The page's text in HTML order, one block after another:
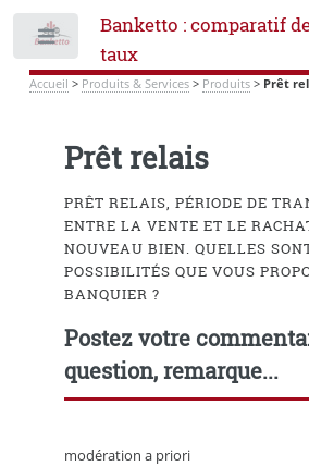
Banketto : comparatif
taux
Accueil > Produits & Services> Produits> Prêt
Prêt relais
PRÊT RELAIS, PÉRIODE DE
ENTRE LA VENTE ET LE
NOUVEAU BIEN. QUELLES
POSSIBILITÉS QUE VOUS
BANQUIER ?
Postez votre
question, remarque...
modération a priori